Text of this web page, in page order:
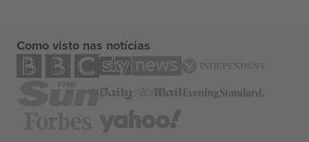
Como visto nas notícias